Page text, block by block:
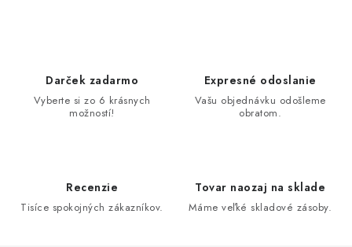
Darček zadarmo
Vyberte si zo 6 krásnych
možností!
Expresné odoslanie
Vašu objednávku odošleme
obratom.
Recenzie
Tisíce spokojných zákazníkov.
Tovar naozaj na sklade
Máme veľké skladové zásoby.